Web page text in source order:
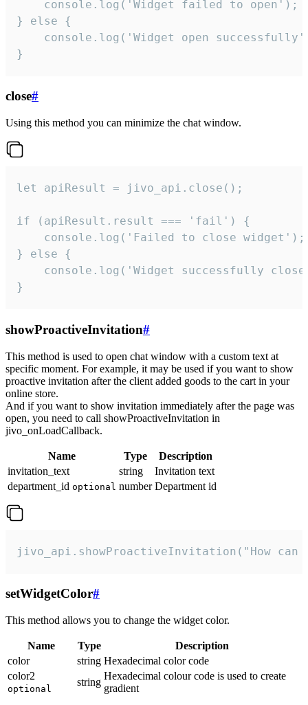
    console.log('Widget failed to open');
} else {
console.log('Widget open
}
close#
Using this method you can minimize the chat window.
let apiResult = jivo_api.close();
if (apiResult.result === 'fail') {
    console.log('Failed to close widget');
} else {
console.log('Widget successfully
}
showProactiveInvitation#
This method is used to open chat window with a custom text at
specific moment. For example, it may be used if you want to show
proactive invitation after the client added goods to the cart in your
online store.
And if you want to show invitation immediately after the page was
open, you need to call showProactiveInvitation in
jivo_onLoadCallback.
Name Type
Description
invitation_text
string
Invitation text
department_id optional number Department id
jivo_api.showProactiveInvitation("How
setWidgetColor#
This method allows you to change the widget color.
Name Type
Description
color
string Hexadecimal color code
color2
optional
string
Hexadecimal colour code is used to create
gradient